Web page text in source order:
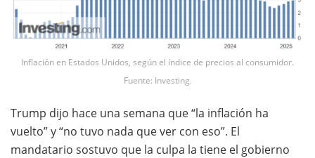
Inflación en Estados Unidos, según el índice de precios al consumidor.
Fuente: Investing.
Trump dijo hace una semana que “la inflación ha
vuelto” y “no tuvo nada que ver con eso”. El
mandatario sostuvo que la culpa la tiene el gobierno